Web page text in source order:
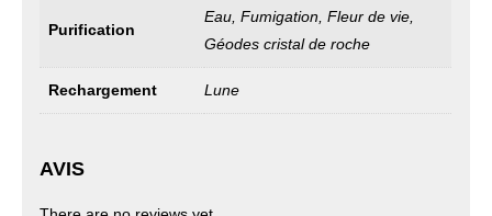
Purification
Eau, Fumigation, Fleur de vie,
Géodes cristal de roche
Rechargement Lune
AVIS